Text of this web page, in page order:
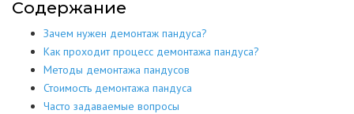
Содержание
Зачем нужен демонтаж пандуса?
Как проходит процесс демонтажа пандуса?
Методы демонтажа пандусов
Стоимость демонтажа пандуса
Часто задаваемые вопросы